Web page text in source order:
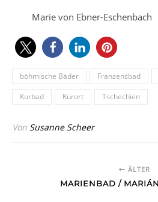
Marie von Ebner-Eschenbach
böhmische Bäder Franzensbad
Kurbad
Kurort Tschechien
Von Susanne Scheer
ÄLTER
MARIENBAD /